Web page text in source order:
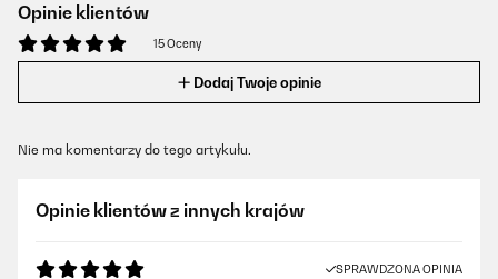
Opinie klientów
15 Oceny
Dodaj Twoje opinie
Nie ma komentarzy do tego artykułu.
Opinie klientów z innych krajów
SPRAWDZONA OPINIA